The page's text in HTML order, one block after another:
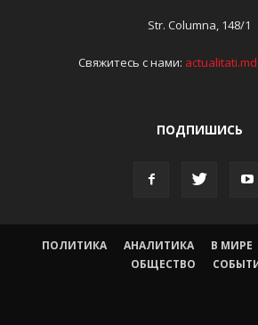
Str. Columna, 148/1
Свяжитесь с нами:
ПОДПИШИСЬ
ПОЛИТИКА АНАЛИТИКА В МИРЕ
ОБЩЕСТВО